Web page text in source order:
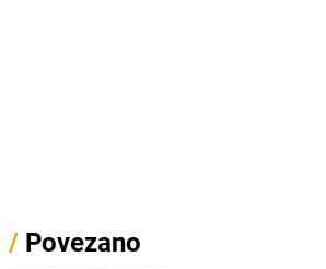
/ Povezano